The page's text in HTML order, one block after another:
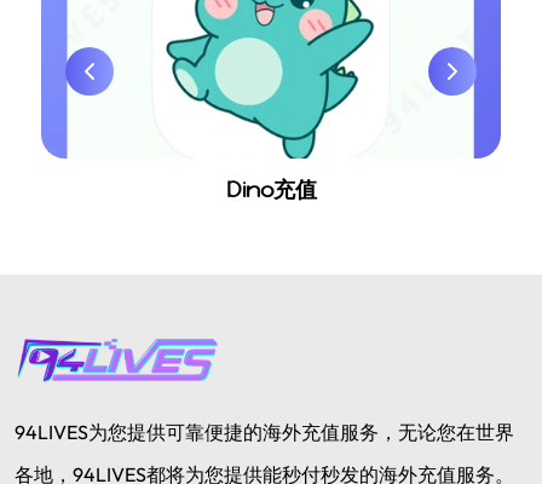
Dino充值
94LIVES为您提供可靠便捷的海外充值服务，无论您在世界
各地，94LIVES都将为您提供能秒付秒发的海外充值服务。